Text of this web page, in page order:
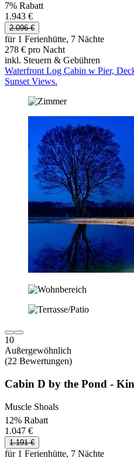
7% Rabatt
1.943 €
2.096 €
für 1 Ferienhütte, 7 Nächte
278 € pro Nacht
inkl. Steuern & Gebühren
Waterfront Log Cabin w Pier,
Sunset Views.
10
Außergewöhnlich
(22 Bewertungen)
Cabin D by the Pond -
Muscle Shoals
12% Rabatt
1.047 €
1.191 €
für 1 Ferienhütte, 7 Nächte